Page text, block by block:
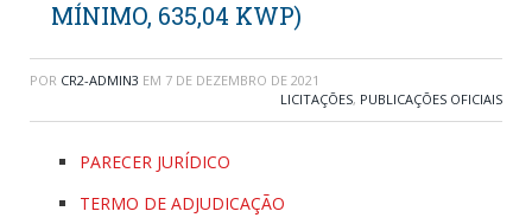
MÍNIMO, 635,04 KWP)
POR CR2-ADMIN3 EM 7 DE DEZEMBRO DE 2021
LICITAÇÕES, PUBLICAÇÕES OFICIAIS
PARECER JURÍDICO
TERMO DE ADJUDICAÇÃO